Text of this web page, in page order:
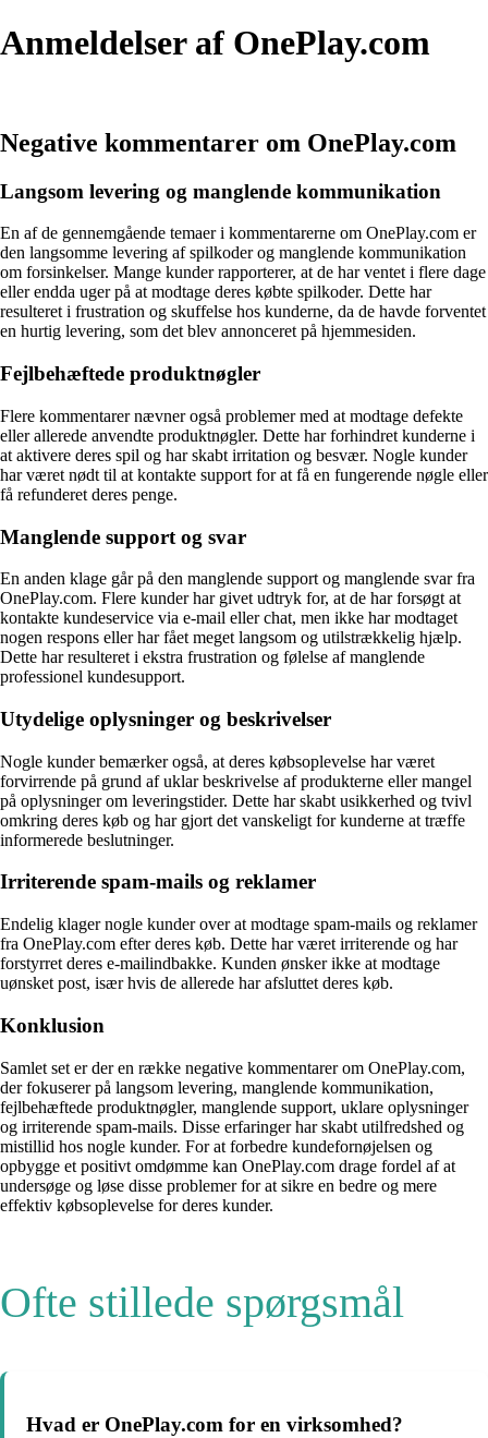
Anmeldelser af OnePlay.com
Negative kommentarer om OnePlay.com
Langsom levering og manglende kommunikation
En af de gennemgående temaer i kommentarerne om OnePlay.com er
den langsomme levering af spilkoder og manglende kommunikation
om forsinkelser. Mange kunder rapporterer, at de har ventet i flere dage
eller endda uger på at modtage deres købte spilkoder. Dette har
resulteret i frustration og skuffelse hos kunderne, da de havde forventet
en hurtig levering, som det blev annonceret på hjemmesiden.
Fejlbehæftede produktnøgler
Flere kommentarer nævner også problemer med at modtage defekte
eller allerede anvendte produktnøgler. Dette har forhindret kunderne i
at aktivere deres spil og har skabt irritation og besvær. Nogle kunder
har været nødt til at kontakte support for at få en fungerende nøgle eller
få refunderet deres penge.
Manglende support og svar
En anden klage går på den manglende support og manglende svar fra
OnePlay.com. Flere kunder har givet udtryk for, at de har forsøgt at
kontakte kundeservice via e-mail eller chat, men ikke har modtaget
nogen respons eller har fået meget langsom og utilstrækkelig hjælp.
Dette har resulteret i ekstra frustration og følelse af manglende
professionel kundesupport.
Utydelige oplysninger og beskrivelser
Nogle kunder bemærker også, at deres købsoplevelse har været
forvirrende på grund af uklar beskrivelse af produkterne eller mangel
på oplysninger om leveringstider. Dette har skabt usikkerhed og tvivl
omkring deres køb og har gjort det vanskeligt for kunderne at træffe
informerede beslutninger.
Irriterende spam-mails og reklamer
Endelig klager nogle kunder over at modtage spam-mails og reklamer
fra OnePlay.com efter deres køb. Dette har været irriterende og har
forstyrret deres e-mailindbakke. Kunden ønsker ikke at modtage
uønsket post, især hvis de allerede har afsluttet deres køb.
Konklusion
Samlet set er der en række negative kommentarer om OnePlay.com,
der fokuserer på langsom levering, manglende kommunikation,
fejlbehæftede produktnøgler, manglende support, uklare oplysninger
og irriterende spam-mails. Disse erfaringer har skabt utilfredshed og
mistillid hos nogle kunder. For at forbedre kundefornøjelsen og
opbygge et positivt omdømme kan OnePlay.com drage fordel af at
undersøge og løse disse problemer for at sikre en bedre og mere
effektiv købsoplevelse for deres kunder.
Ofte stillede spørgsmål
Hvad er OnePlay.com for en virksomhed?